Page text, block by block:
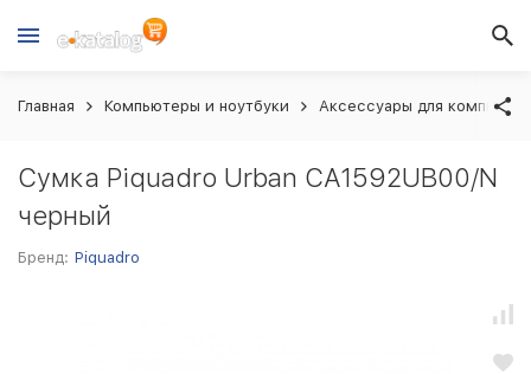
Главная Компьютеры и ноутбуки Аксессуары для
Сумка Piquadro Urban CA1592UB00/N
черный
Бренд: Piquadro